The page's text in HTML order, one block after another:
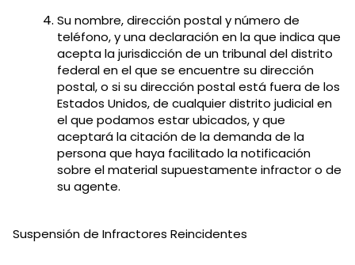
Su nombre, dirección postal y número de
teléfono, y una declaración en la que indica que
acepta la jurisdicción de un tribunal del distrito
federal en el que se encuentre su dirección
postal, o si su dirección postal está fuera de los
Estados Unidos, de cualquier distrito judicial en
el que podamos estar ubicados, y que
aceptará la citación de la demanda de la
persona que haya facilitado la notificación
sobre el material supuestamente infractor o de
su agente.
Suspensión de Infractores Reincidentes